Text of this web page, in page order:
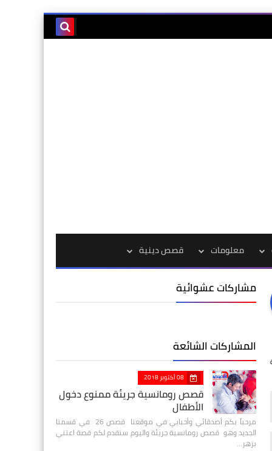
معلومات قصص دينية
مشاركات عشوائية
المشاركات الشائعة
08 أكتوبر 2018
قصص رومانسية جريئة ممنوع دخول
الأطفال
مرحباً بكم أصدقائي وأحبابي في موقعنا قصص 26 في قسمنا
الجديد وهو قصص رومانسية جريئة واليوم سنقدم لكم قصة اعتني
بزهر…